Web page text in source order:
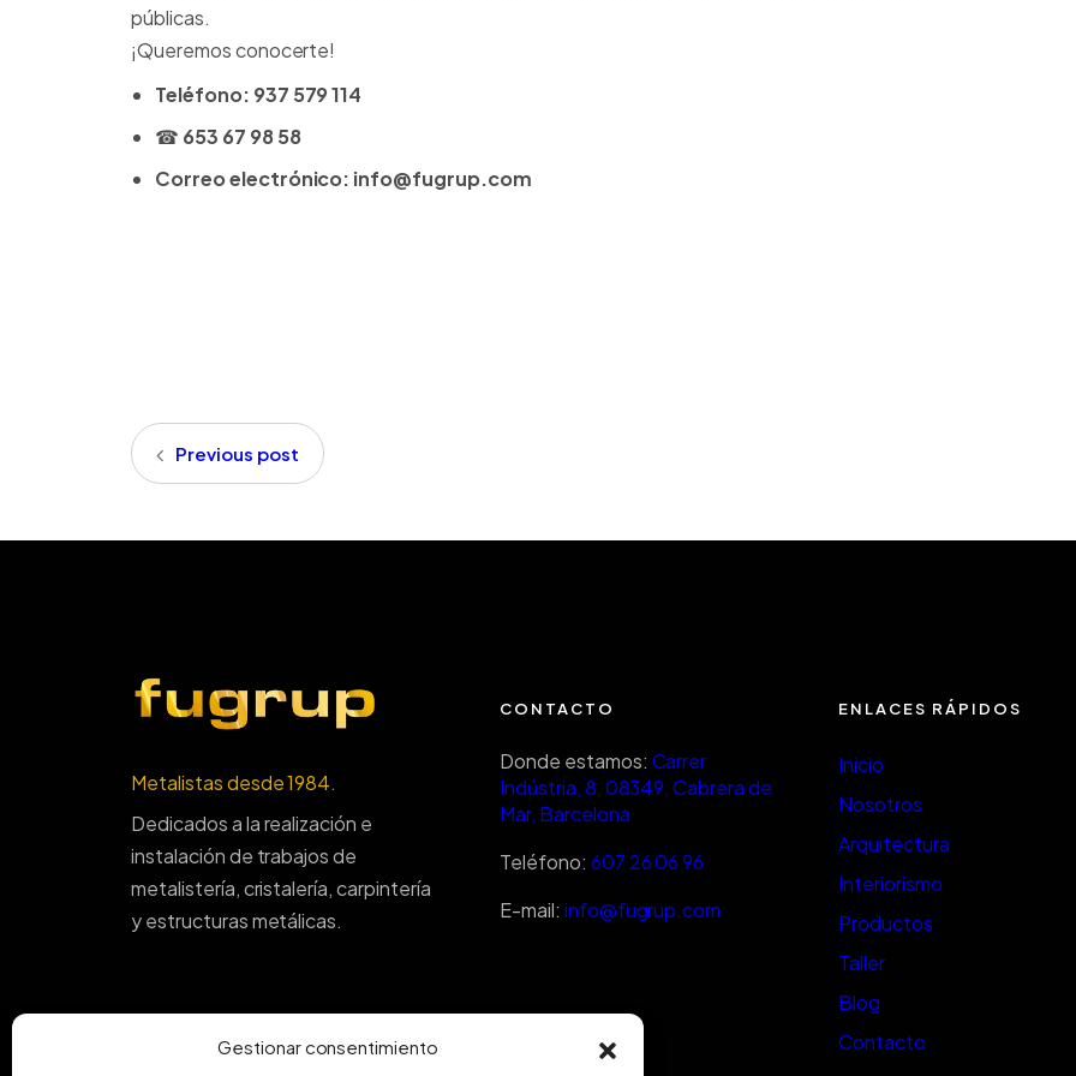
Gestionar consentimiento
públicas.
¡Queremos conocerte!
Teléfono: 937 579 114
☎ 653 67 98 58
Correo electrónico: info@fugrup.com
Previous post
Metalistas desde 1984.
Dedicados a la realización e
instalación de trabajos de
metalistería, cristalería, carpintería
y estructuras metálicas.
CONTACTO
Donde estamos: Carrer
Indústria, 8, 08349, Cabrera de
Mar, Barcelona
Teléfono: 607 26 06 96
E-mail: info@fugrup.com
ENLACES RÁPIDOS
Inicio
Nosotros
Arquitectura
Interiorismo
Productos
Taller
Blog
Contacto